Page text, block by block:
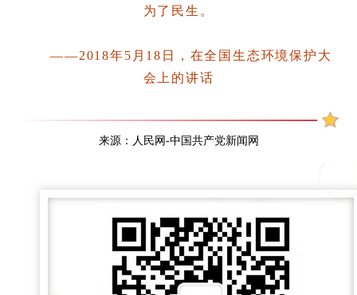
为了民生。
——2018年5月18日，在全国生态环境保护大
会上的讲话
来源：人民网-中国共产党新闻网